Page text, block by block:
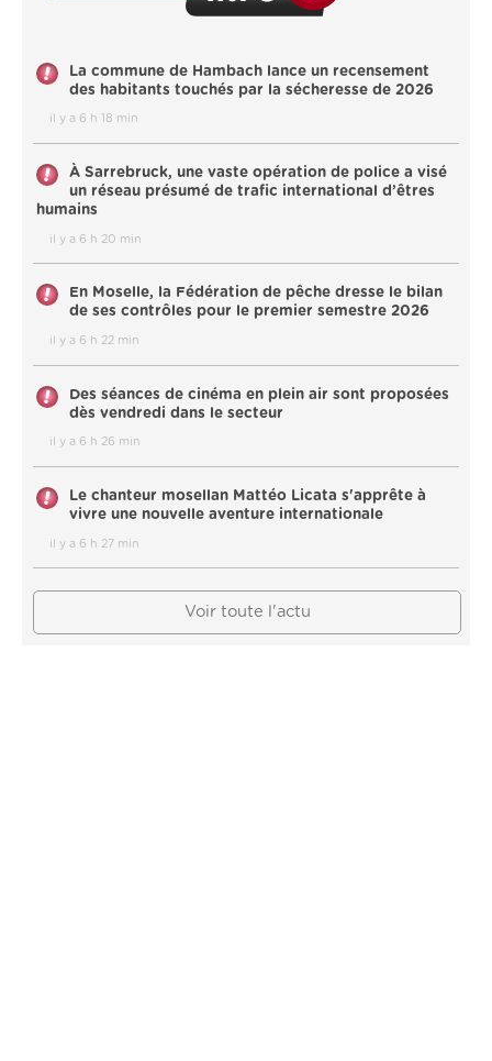
La commune de Hambach lance un recensement
des habitants touchés par la sécheresse de 2026
il y a 6 h 18 min
À Sarrebruck, une vaste opération de police a visé
un réseau présumé de trafic international d’êtres
humains
il y a 6 h 20 min
En Moselle, la Fédération de pêche dresse le bilan
de ses contrôles pour le premier semestre 2026
il y a 6 h 22 min
Des séances de cinéma en plein air sont proposées
dès vendredi dans le secteur
il y a 6 h 26 min
Le chanteur mosellan Mattéo Licata s'apprête à
vivre une nouvelle aventure internationale
il y a 6 h 27 min
Voir toute l'actu